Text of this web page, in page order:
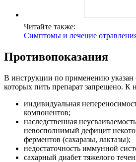
Читайте также:
Симптомы и лечение
Противопоказания
В инструкции по применению указан
которых пить препарат запрещено. К
индивидуальная
компонентов;
наследственная
невосполнимый дефицит
ферментов (сахаразы, лактазы);
недостаточность иммунной
сахарный диабет тяжелого